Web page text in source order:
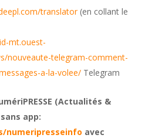
translator(en collant le
mt.ouest-
nouveaute-telegram-comment-
a-la-volee/Telegram
(Actualités &
app:
numeripresseinfo avec